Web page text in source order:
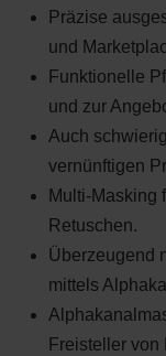
Präzise
und
Funktionelle
und zur
Auch
vernünftigen
Multi-Masking
Retuschen.
Überzeugend
mittels
Freisteller